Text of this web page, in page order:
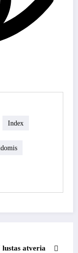
Index
lustas atveria